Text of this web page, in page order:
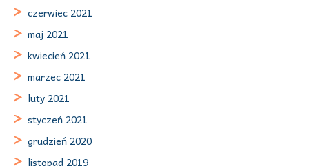
czerwiec 2021
maj 2021
kwiecień 2021
marzec 2021
luty 2021
styczeń 2021
grudzień 2020
listopad 2019